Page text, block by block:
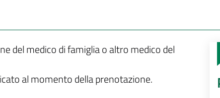
del medico di famiglia o altro medico del
al momento della prenotazione.